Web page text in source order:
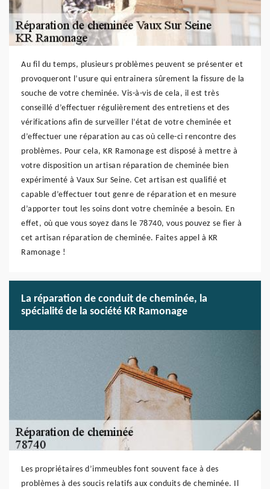
Au fil du temps, plusieurs problèmes peuvent se présenter et
provoqueront l’usure qui entrainera sûrement la fissure de la
souche de votre cheminée. Vis-à-vis de cela, il est très
conseillé d’effectuer régulièrement des entretiens et des
vérifications afin de surveiller l’état de votre cheminée et
d’effectuer une réparation au cas où celle-ci rencontre des
problèmes. Pour cela, KR Ramonage est disposé à mettre à
votre disposition un artisan réparation de cheminée bien
expérimenté à Vaux Sur Seine. Cet artisan est qualifié et
capable d’effectuer tout genre de réparation et en mesure
d’apporter tout les soins dont votre cheminée a besoin. En
effet, où que vous soyez dans le 78740, vous pouvez se fier à
cet artisan réparation de cheminée. Faites appel à KR
Ramonage !
La réparation de conduit de cheminée, la
spécialité de la société KR Ramonage
Les propriétaires d’immeubles font souvent face à des
problèmes à des soucis relatifs aux conduits de cheminée. Il